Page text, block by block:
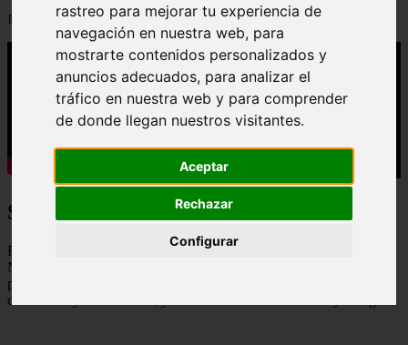
rastreo para mejorar tu experiencia de
navegación en nuestra web, para
mostrarte contenidos personalizados y
anuncios adecuados, para analizar el
tráfico en nuestra web y para comprender
de donde llegan nuestros visitantes.
Aceptar
Rechazar
Configurar
📅 07/09/2025
Sinopsis:
El Evangelio de Juan es una película que narra la vida de Jesús de
Nazaret, basada en el cuarto evangelio del Nuevo Testamento. La
película sigue la vida de Jesús desde su nacimiento hasta su
crucifixión y resurrección, y se centra en sus enseñanzas y milagros.